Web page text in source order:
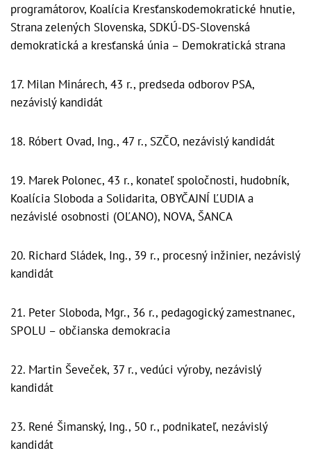
programátorov, Koalícia Kresťanskodemokratické hnutie,
Strana zelených Slovenska, SDKÚ-DS-Slovenská
demokratická a kresťanská únia – Demokratická strana
17. Milan Minárech, 43 r., predseda odborov PSA,
nezávislý kandidát
18. Róbert Ovad, Ing., 47 r., SZČO, nezávislý kandidát
19. Marek Polonec, 43 r., konateľ spoločnosti, hudobník,
Koalícia Sloboda a Solidarita, OBYČAJNÍ ĽUDIA a
nezávislé osobnosti (OĽANO), NOVA, ŠANCA
20. Richard Sládek, Ing., 39 r., procesný inžinier, nezávislý
kandidát
21. Peter Sloboda, Mgr., 36 r., pedagogický zamestnanec,
SPOLU – občianska demokracia
22. Martin Ševeček, 37 r., vedúci výroby, nezávislý
kandidát
23. René Šimanský, Ing., 50 r., podnikateľ, nezávislý
kandidát